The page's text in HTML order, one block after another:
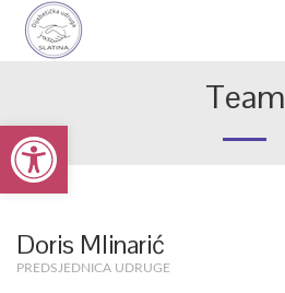
Open toolbar
Team
Doris Mlinarić
PREDSJEDNICA UDRUGE